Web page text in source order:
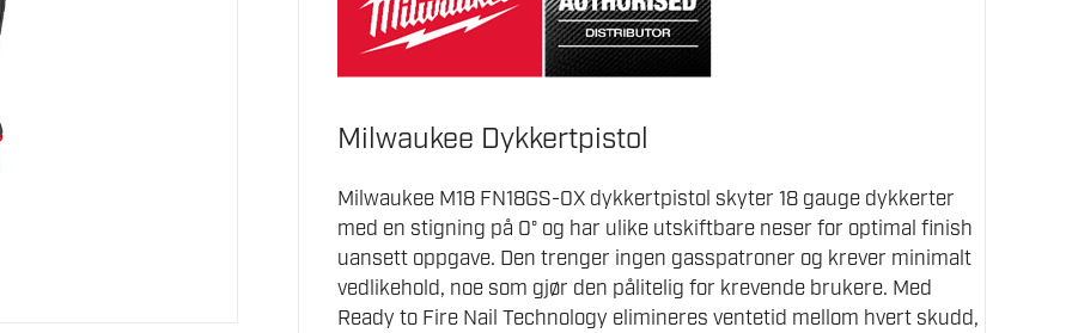
Milwaukee Dykkertpistol
Milwaukee M18 FN18GS-0X dykkertpistol skyter 18 gauge dykkerter
med en stigning på 0° og har ulike utskiftbare neser for optimal finish
uansett oppgave. Den trenger ingen gasspatroner og krever minimalt
vedlikehold, noe som gjør den pålitelig for krevende brukere. Med
Ready to Fire Nail Technology elimineres ventetid mellom hvert skudd,